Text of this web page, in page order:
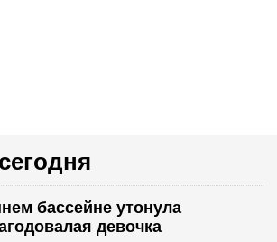
бассейне утонула
девочка